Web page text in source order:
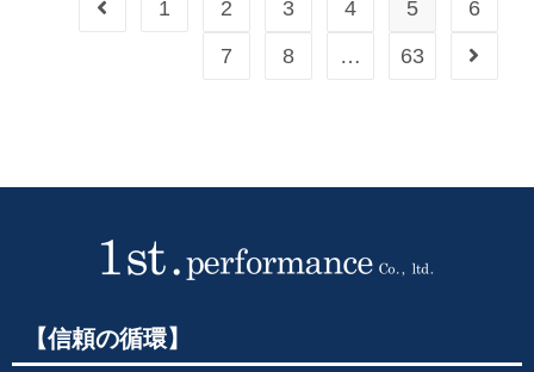
1 2 3 4 5
6
7
8 … 63
【信頼の循環】